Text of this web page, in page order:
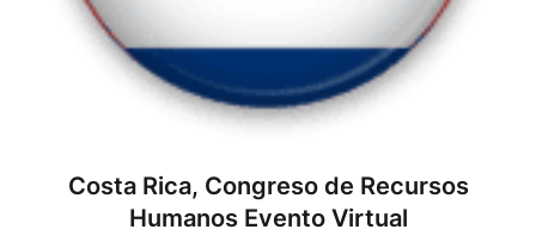
Costa Rica, Congreso de Recursos
Humanos Evento Virtual